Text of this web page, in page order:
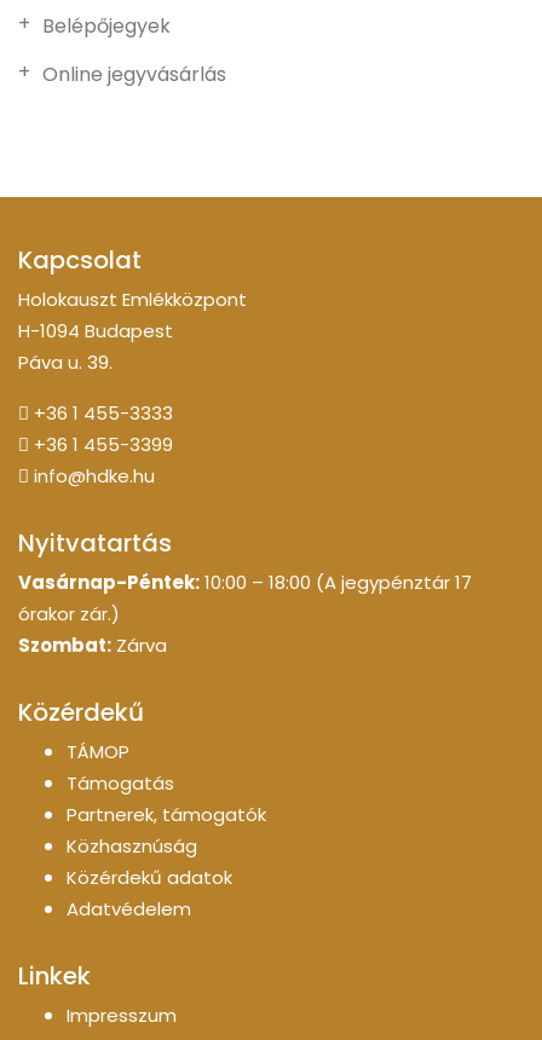
Belépőjegyek
Online jegyvásárlás
Kapcsolat
Holokauszt Emlékközpont
H-1094 Budapest
Páva u. 39.
+36 1 455-3333
+36 1 455-3399
info@hdke.hu
Nyitvatartás
Vasárnap-Péntek:10:00 – 18:00 (A jegypénztár 17
órakor zár.)
Szombat: Zárva
Közérdekű
TÁMOP
Támogatás
Partnerek, támogatók
Közhasznúság
Közérdekű adatok
Adatvédelem
Linkek
Impresszum